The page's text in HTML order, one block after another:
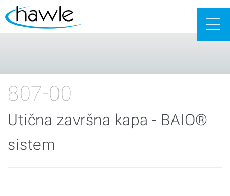
807-00
Utična završna kapa - BAIO®
sistem